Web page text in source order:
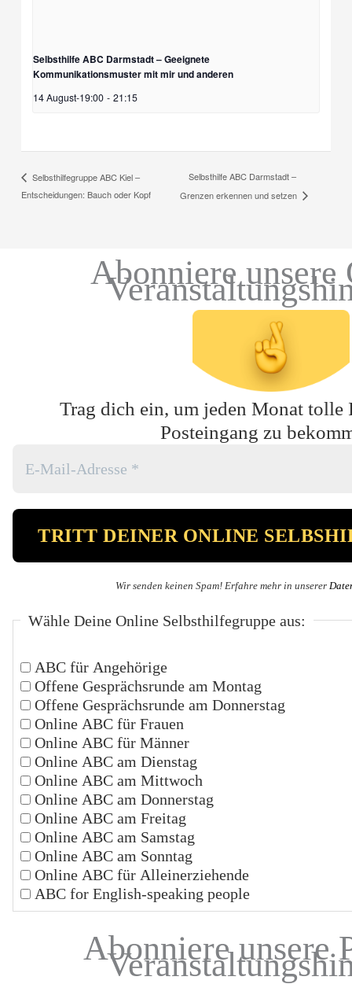
Selbsthilfe ABC Darmstadt – Geeignete
Kommunikationsmuster mit mir und anderen
14 August-19:00 - 21:15
Selbsthilfegruppe ABC Kiel –
Entscheidungen: Bauch oder Kopf
Selbsthilfe ABC Darmstadt –
Grenzen erkennen und setzen
Abonniere unsere
Trag dich ein, um jeden Monat tolle
Posteingang zu
Wir senden keinen Spam! Erfahre mehr in unserer
Wähle Deine Online Selbsthilfegruppe aus:
ABC für Angehörige
Offene Gesprächsrunde am Montag
Offene Gesprächsrunde am Donnerstag
Online ABC für Frauen
Online ABC für Männer
Online ABC am Dienstag
Online ABC am Mittwoch
Online ABC am Donnerstag
Online ABC am Freitag
Online ABC am Samstag
Online ABC am Sonntag
Online ABC für Alleinerziehende
ABC for English-speaking people
Abonniere unsere